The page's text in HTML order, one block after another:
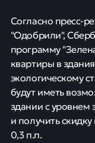
Согласно пресс-
"Одобрили",
программу
квартиры в
экологическому
будут иметь
здании с уровнем
и получить
0,3 п.п.